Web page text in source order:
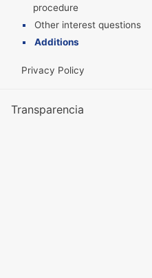
procedure
Other interest questions
Additions
Privacy Policy
Transparencia